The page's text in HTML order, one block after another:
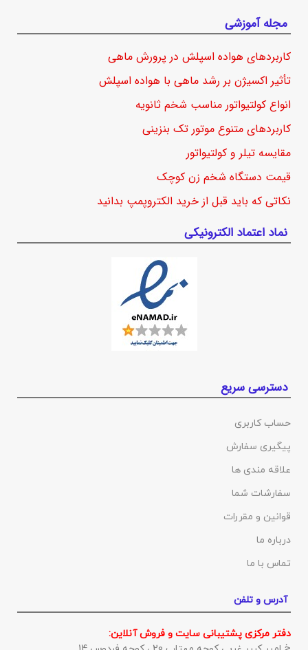
مجله آموزشی
کاربردهای هواده اسپلش در پرورش ماهی
تأثیر اکسیژن بر رشد ماهی با هواده اسپلش
انواع کولتیواتور مناسب شخم ثانویه
کاربردهای متنوع موتور تک بنزینی
مقایسه تیلر و کولتیواتور
قیمت دستگاه شخم زن کوچک
نکاتی که باید قبل از خرید الکتروپمپ بدانید
نماد اعتماد الکترونیکی
دسترسی سریع
حساب کاربری
پیگیری سفارش
علاقه مندی ها
سفارشات شما
قوانین و مقررات
درباره ما
تماس با ما
آدرس و تلفن
دفتر مرکزی پشتیبانی سایت و فروش آنلاین: